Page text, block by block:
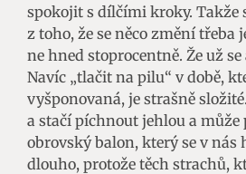
spokojit s dílčími kroky. Takže
z toho, že se něco změní třeba
ne hned stoprocentně. Že už se
Navíc „tlačit na pilu“ v době,
vyšponovaná, je strašně
a stačí píchnout jehlou a může
obrovský balon, který se v nás
dlouho, protože těch strachů,